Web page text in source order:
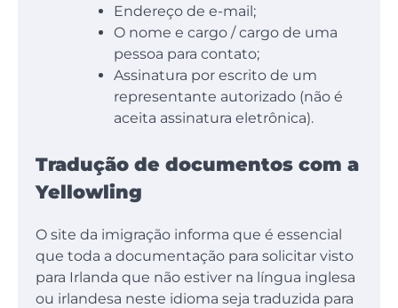
Endereço de e-mail;
O nome e cargo / cargo de uma
pessoa para contato;
Assinatura por escrito de um
representante autorizado (não é
aceita assinatura eletrônica).
Tradução de documentos com a
Yellowling
O site da imigração informa que é essencial
que toda a documentação para solicitar visto
para Irlanda que não estiver na língua inglesa
ou irlandesa neste idioma seja traduzida para